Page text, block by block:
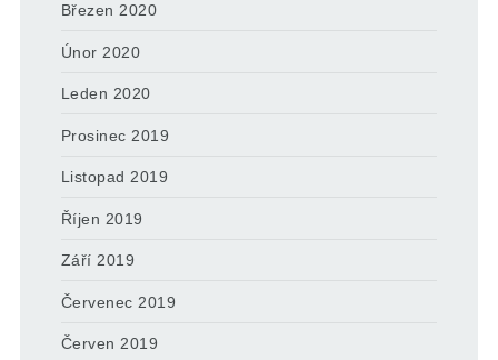
Březen 2020
Únor 2020
Leden 2020
Prosinec 2019
Listopad 2019
Říjen 2019
Září 2019
Červenec 2019
Červen 2019